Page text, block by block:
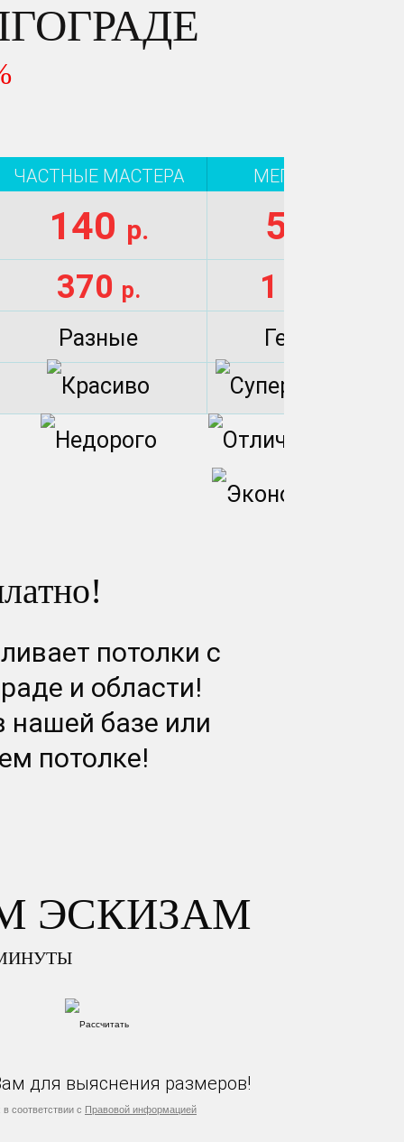
ЧАСТНЫЕ МАСТЕРА
140 р.
370 р.
Разные
МЕГА БРЕНДЫ
570
1 100
Германия
потолки с
и области!
нашей базе или
потолке!
ЭСКИЗАМ
для выяснения размеров!
соответствии с Правовой информацией